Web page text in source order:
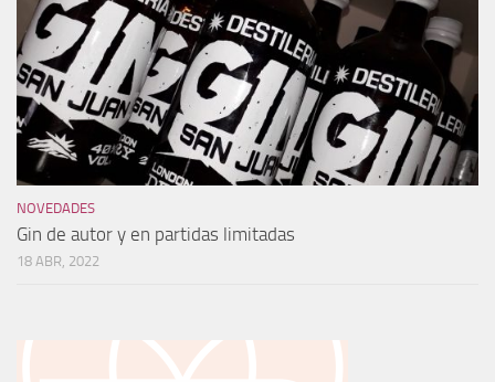
NOVEDADES
Gin de autor y en partidas limitadas
18 ABR, 2022